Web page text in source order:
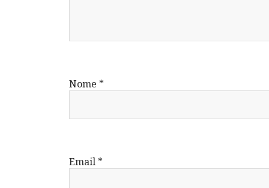
Nome *
Email *